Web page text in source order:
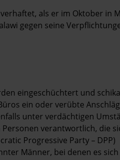
als er im Oktober in
gegen seine
eingeschüchtert und
ein oder verübte
unter verdächtigen
verantwortlich, die
Progressive Party – DPP)
Männer, bei denen es